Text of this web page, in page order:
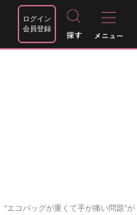
ログイン
会員登録
“エコバッグが重くて手が痛い問題”が